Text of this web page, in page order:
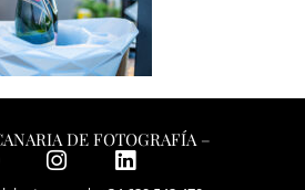
DE FOTOGRAFÍA –